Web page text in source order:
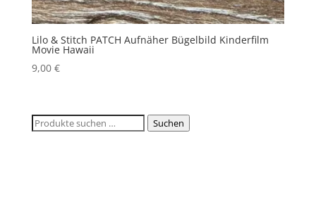
Lilo & Stitch PATCH Aufnäher Bügelbild Kinderfilm
Movie Hawaii
9,00 €
Suchen
Suchen